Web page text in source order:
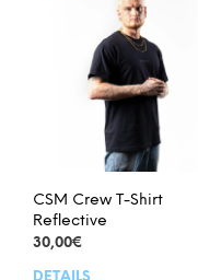
CSM Crew T-Shirt
Reflective
30,00€
DETAILS